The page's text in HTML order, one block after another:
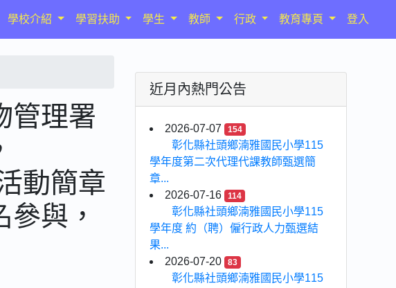
學校介紹 學習扶助 學生 教師 行政 教育專頁 登入
管理署
動簡章
與，
近月內熱門公告
2026-07-07 154
彰化縣社頭鄉湳雅國民小學115
學年度第二次代理代課教師甄選簡
章...
2026-07-16
114
彰化縣社頭鄉湳雅國民小學115
學年度 約（聘）僱行政人力甄選結
果...
2026-07-20
83
彰化縣社頭鄉湳雅國民小學115